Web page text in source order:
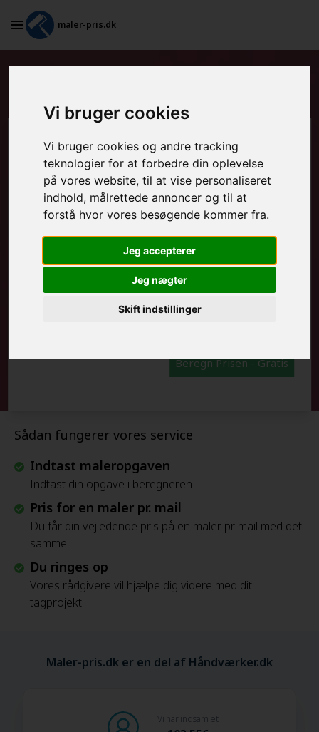
Vi bruger cookies
Vi bruger cookies og andre tracking
teknologier for at forbedre din oplevelse
på vores website, til at vise personaliseret
indhold, målrettede annoncer og til at
forstå hvor vores besøgende kommer fra.
Jeg accepterer
Jeg nægter
Skift indstillinger
maler-pris.dk
Sådan fungerer vores service
Indtast maleropgaven
Indtast din opgave i beregneren
Pris for en maler pr. mail
Du får din vejledende pris på en maler pr. mail med det
samme
Du ringes op
Vores rådgivere vil hjælpe dig videre med dit
tagprojekt
Beregn prisen her
MALEROPGAVER - INDVENDIGT:
MALEROPGAVER - UDVENDIGT:
FRAFLYTNINGSPAKKE:
Beregn Prisen - Gratis
Maler-pris.dk er en del af Håndværker.dk
Vi har indsamlet